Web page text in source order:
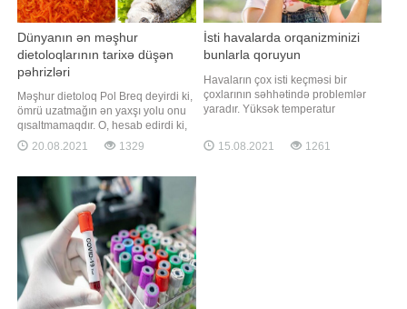
Dünyanın ən məşhur
dietoloqlarının tarixə düşən
pəhrizləri
Məşhur dietoloq Pol Breq deyirdi ki,
ömrü uzatmağın ən yaxşı yolu onu
qısaltmamaqdır. O, hesab edirdi ki,
ömrü qısaldan və xəstəliklərin
yaranmasına səbəb olan başlıca
istinadən bu yazıda oxucuları
dünyanın populyar dietoloqlarının
pəhrizləri ilə tanış edir. Anri Şeno
20.08.2021 1329
İsti havalarda orqanizminizi
bunlarla qoruyun
Havaların çox isti keçməsi bir
çoxlarının səhhətində problemlər
yaradır. Yüksək temperatur
olur. Xroniki xəstəliyi olanlar,
uşaqlar və yaşlılar isti havada
15.08.2021 1261